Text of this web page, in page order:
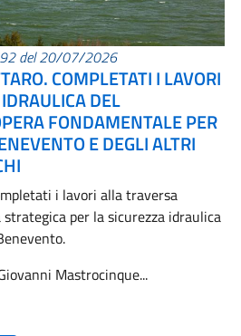
del 20/07/2026
COMPLETATI I LAVORI
DEL
FONDAMENTALE PER
E DEGLI ALTRI
i lavori alla traversa
strategica per la sicurezza idraulica
Mastrocinque...